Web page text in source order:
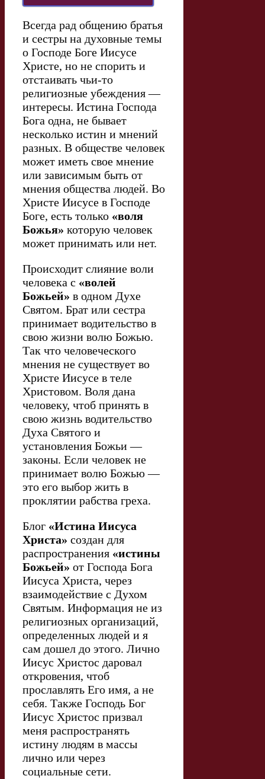
Всегда рад общению братья
и сестры на духовные темы
о Господе Боге Иисусе
Христе, но не спорить и
отстаивать чьи-то
религиозные убеждения —
интересы. Истина Господа
Бога одна, не бывает
несколько истин и мнений
разных. В обществе человек
может иметь свое мнение
или зависимым быть от
мнения общества людей. Во
Христе Иисусе в Господе
Боге, есть только «воля
Божья» которую человек
может принимать или нет.
Происходит слияние воли
человека с «волей
Божьей» в одном Духе
Святом. Брат или сестра
принимает водительство в
свою жизни волю Божью.
Так что человеческого
мнения не существует во
Христе Иисусе в теле
Христовом. Воля дана
человеку, чтоб принять в
свою жизнь водительство
Духа Святого и
установления Божьи —
законы. Если человек не
принимает волю Божью —
это его выбор жить в
проклятии рабства греха.
Блог «Истина Иисуса
Христа» создан для
распространения «истины
Божьей» от Господа Бога
Иисуса Христа, через
взаимодействие с Духом
Святым. Информация не из
религиозных организаций,
определенных людей и я
сам дошел до этого. Лично
Иисус Христос даровал
откровения, чтоб
прославлять Его имя, а не
себя. Также Господь Бог
Иисус Христос призвал
меня распространять
истину людям в массы
лично или через
социальные сети.